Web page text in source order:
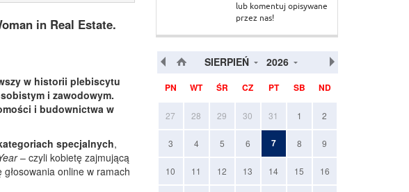
in Real Estate.
w historii plebiscytu
i zawodowym.
i budownictwa w
specjalnych,
– czyli kobietę zajmującą
online w ramach
lub komentuj opisywane
przez nas!
SIERPIEŃ 2026
PN WT ŚR CZ PT SB ND
27 28 29 30 31 1 2
3 4 5 6 7 8 9
10 11 12 13 14 15 16